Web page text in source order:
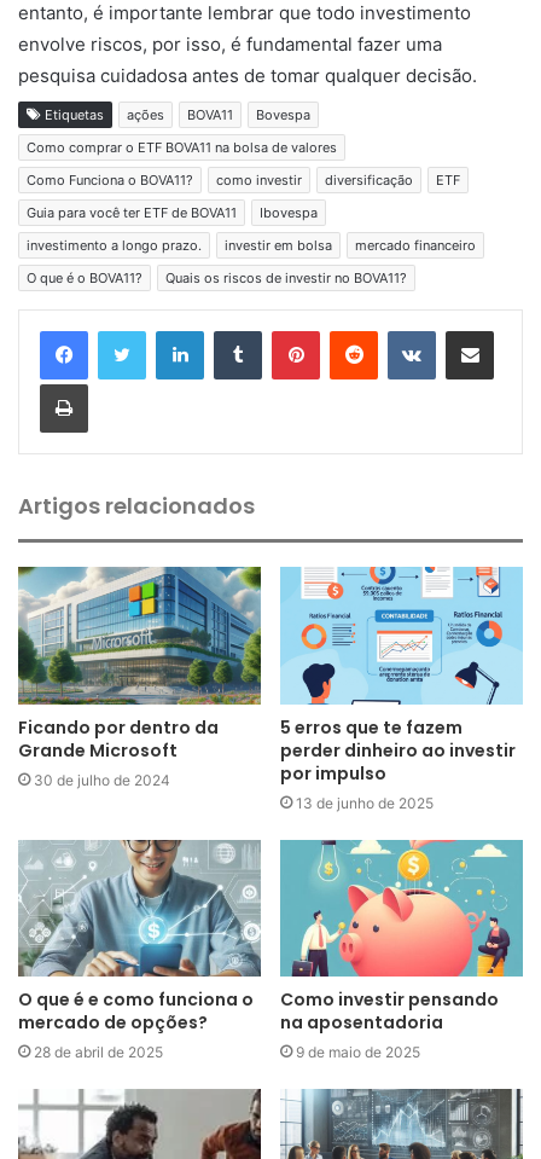
entanto, é importante lembrar que todo investimento
envolve riscos, por isso, é fundamental fazer uma
pesquisa cuidadosa antes de tomar qualquer decisão.
Etiquetas ações BOVA11
Bovespa
Como comprar o ETF BOVA11 na bolsa de valores
Como Funciona o BOVA11?
como investir diversificação
ETF
Guia para você ter ETF de BOVA11
Ibovespa
investimento a longo prazo.
investir em bolsa
mercado financeiro
O que é o BOVA11?
Quais os riscos de investir no BOVA11?
Artigos relacionados
Ficando por dentro da
Grande Microsoft
30 de julho de 2024
5 erros que te fazem
perder dinheiro ao investir
por impulso
13 de junho de 2025
O que é e como funciona o
mercado de opções?
28 de abril de 2025
Como investir pensando
na aposentadoria
9 de maio de 2025